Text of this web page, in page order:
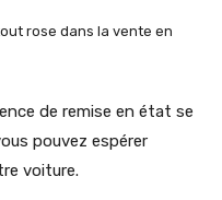
rose dans la vente en
de remise en état se
pouvez espérer
voiture.